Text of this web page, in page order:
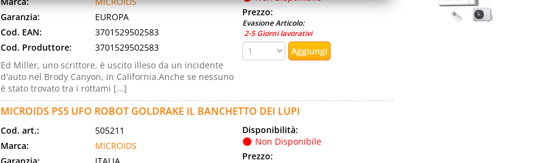
Garanzia:
EUROPA
Cod. EAN:
3701529502583
Cod. Produttore:
3701529502583
Ed Miller, uno scrittore, è uscito illeso da un incidente
d'auto nel Brody Canyon, in California.Anche se nessuno
è stato trovato tra i rottami [...]
Prezzo:
Evasione Articolo:
2-5 Giorni lavorativi
MICROIDS PS5 UFO ROBOT GOLDRAKE IL BANCHETTO DEI LUPI
Cod. art.:
505211
Marca:
MICROIDS
Disponibilità:
Non Disponibile
Prezzo: